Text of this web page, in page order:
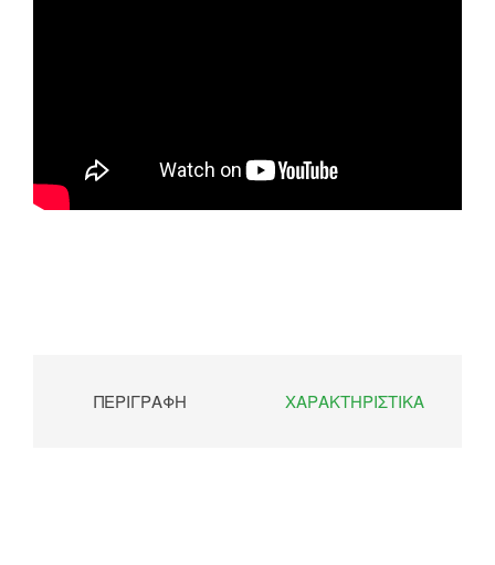
ΠΕΡΙΓΡΑΦΉ ΧΑΡΑΚΤΗΡΙΣΤΙΚΆ